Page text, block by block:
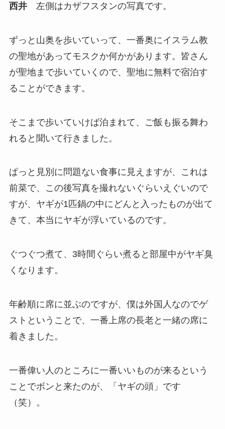
西井左側はカザフスタンの写真です。
ずっと山奥を歩いていって、一番奥にイスラム教
の聖地があってモスクか何かがあります。皆さん
が聖地まで歩いていくので、聖地に無料で宿泊す
ることができます。
そこまで歩いていけば泊まれて、ご飯も振る舞わ
れると聞いて行きました。
ぱっと見別に問題ない食事に見えますが、これは
前菜で、この後写真を撮れないぐらいえぐいので
すが、ヤギが1匹鍋の中にどんと入ったものが出て
きて、本当にヤギが浮いているのです。
ぐつぐつ煮て、3時間ぐらい煮ると部屋中がヤギ臭
くなります。
年齢順に席に並ぶのですが、僕は外国人なのでゲ
ストということで、一番上席の長老と一緒の席に
着きました。
一番偉い人のところに一番いいものが来るという
ことでボンと来たのが、「ヤギの頭」です
（笑）。